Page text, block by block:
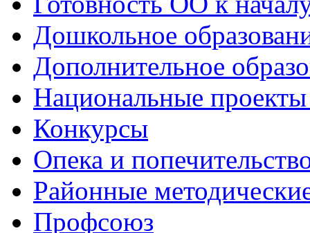
Дошкольное
Дополнительное
Национальные
Конкурсы
Опека и
Районные
Профсоюз